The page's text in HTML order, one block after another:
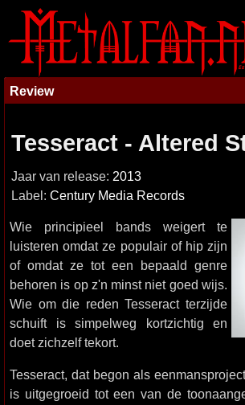
Review
Tesseract - Altered
Jaar van release: 2013
Label: Century Media Records
Wie principieel bands weigert te
luisteren omdat ze populair of hip zijn
of omdat ze tot een bepaald genre
behoren is op z'n minst niet goed wijs.
Wie om die reden Tesseract terzijde
schuift is simpelweg kortzichtig en
doet zichzelf tekort.
Tesseract, dat begon als
is uitgegroeid tot een van de